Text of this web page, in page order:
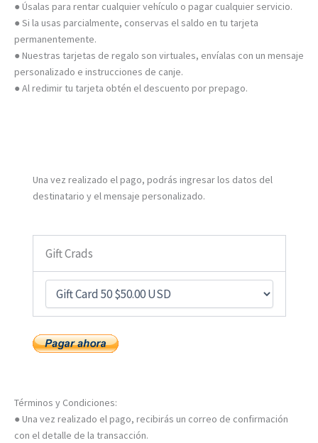
● Úsalas para rentar cualquier vehículo o pagar cualquier servicio.
● Si la usas parcialmente, conservas el saldo en tu tarjeta
permanentemente.
● Nuestras tarjetas de regalo son virtuales, envíalas con un mensaje
personalizado e instrucciones de canje.
● Al redimir tu tarjeta obtén el descuento por prepago.
Una vez realizado el pago, podrás ingresar los datos del
destinatario y el mensaje personalizado.
Gift Crads
Términos y Condiciones:
● Una vez realizado el pago, recibirás un correo de confirmación
con el detalle de la transacción.